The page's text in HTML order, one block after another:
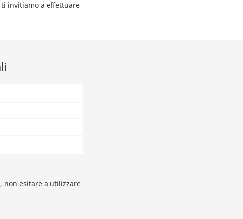
ti invitiamo a effettuare
non esitare a utilizzare